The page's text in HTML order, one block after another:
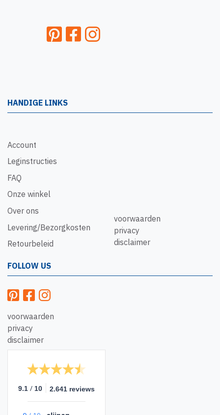
HANDIGE LINKS
Account
Leginstructies
FAQ
Onze winkel
Over ons
Levering/Bezorgkosten
Retourbeleid
voorwaarden
privacy
disclaimer
FOLLOW US
voorwaarden
privacy
disclaimer
9.1 / 10 2.641 reviews